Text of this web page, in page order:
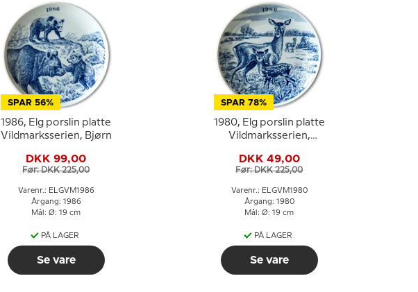
SPAR 56%
1986, Elg porslin platte
Vildmarksserien, Bjørn
DKK 99,00
Før: DKK 225,00
Varenr.: ELGVM1986
Årgang: 1986
Mål: Ø: 19 cm
PÅ LAGER
Se vare
SPAR 78%
1980, Elg porslin platte
Vildmarksserien,
DKK 49,00
Før: DKK 225,00
Varenr.: ELGVM1980
Årgang: 1980
Mål: Ø: 19 cm
PÅ LAGER
Se vare